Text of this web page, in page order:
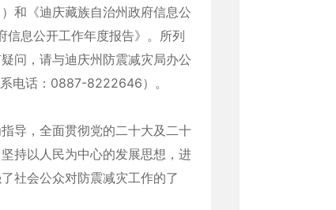
和《迪庆藏族自治州政府信息公
息公开工作年度报告》。所列
问，请与迪庆州防震减灾局办公
电话：0887-8222646）。
导，全面贯彻党的二十大及二十
持以人民为中心的发展思想，进
社会公众对防震减灾工作的了